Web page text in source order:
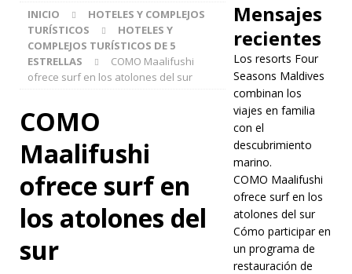
Los resorts
Four
Seasons
familia con
INICIO
HOTELES Y COMPLEJOS
TURÍSTICOS
HOTELES Y
COMPLEJOS TURÍSTICOS DE 5
ESTRELLAS
COMO Maalifushi
ofrece surf en los atolones del sur
COMO
Maalifushi
ofrece surf en
los atolones del
sur
Mensajes
recientes
Los resorts Four
Seasons Maldives
combinan los
viajes en familia
con el
descubrimiento
marino.
COMO Maalifushi
ofrece surf en los
atolones del sur
Cómo participar en
un programa de
restauración de